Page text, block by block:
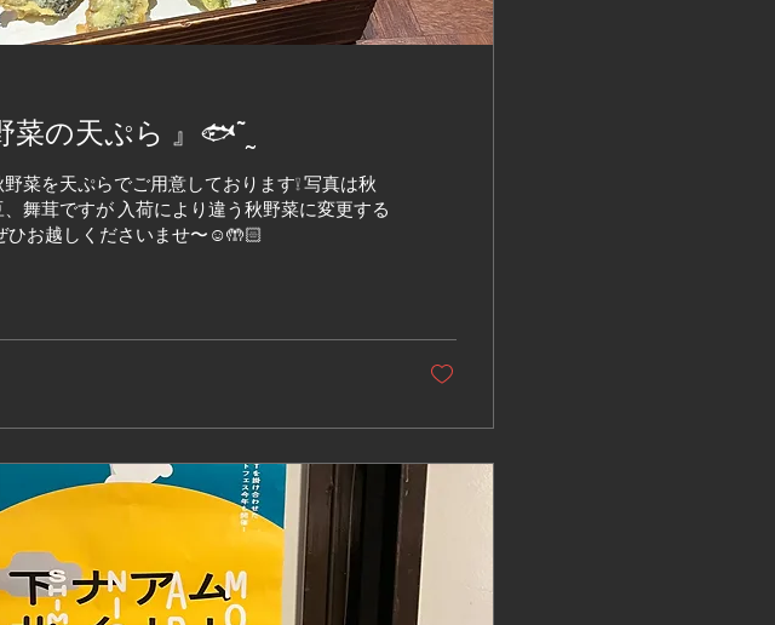
『 秋刀魚と秋野菜の天ぷら 』🐟‪˜˷
菜を天ぷらでご用意しております❕ 写真は秋
舞茸ですが 入荷により違う秋野菜に変更する
ひお越しくださいませ〜☺️🤲🏻